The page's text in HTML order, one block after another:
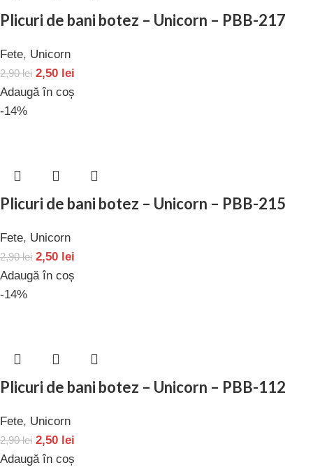
Plicuri de bani botez – Unicorn – PBB-217
Fete, Unicorn
2,90lei 2,50 lei
Adaugă în coș
-14%
Plicuri de bani botez – Unicorn – PBB-215
Fete, Unicorn
2,90lei 2,50 lei
Adaugă în coș
-14%
Plicuri de bani botez – Unicorn – PBB-112
Fete, Unicorn
2,90lei 2,50 lei
Adaugă în coș